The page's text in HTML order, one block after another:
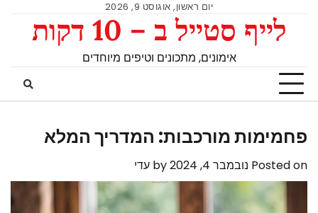
יום ראשון, אוגוסט 9, 2026
לייף סטייל ב – 10 דקות
אימונים, מתכונים וטיפים מיוחדים
פחמימות מורכבות: המדריך המלא
Posted on נובמבר 4, 2024 עדי